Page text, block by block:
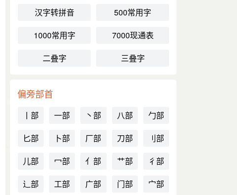
汉字转拼音
500常用字
1000常用字
7000现通表
二叠字
三叠字
偏旁部首
丨部 一部 丶部 八部
勹部
匕部
卜部 厂部 刀部
刂部
儿部
冖部 亻部 艹部
彳部
辶部
工部 广部 门部
宀部